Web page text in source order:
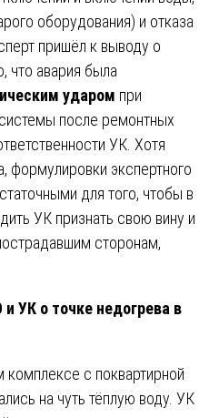
оборудования) и отказа
пришёл к выводу о
что авария была
ударом при
после ремонтных
УК. Хотя
формулировки экспертного
для того, чтобы в
УК признать свою вину и
сторонам,
УК о точке недогрева в
с поквартирной
на чуть тёплую воду. УК